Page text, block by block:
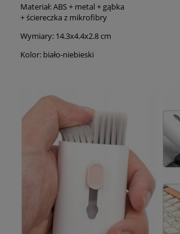
Materiał: ABS + metal + gąbka
+ ściereczka z mikrofibry
Wymiary: 14.3x4.4x2.8 cm
Kolor: biało-niebieski